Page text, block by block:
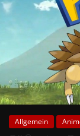
Allgemein